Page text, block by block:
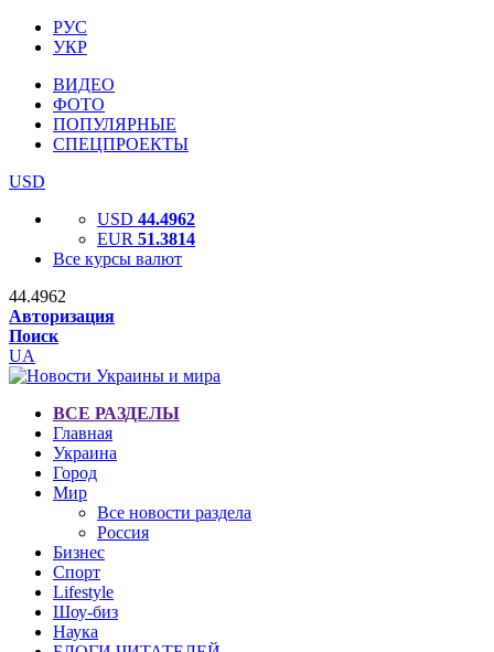
РУС
УКР
ВИДЕО
ФОТО
ПОПУЛЯРНЫЕ
СПЕЦПРОЕКТЫ
USD
USD 44.4962
EUR 51.3814
Все курсы валют
44.4962
Авторизация
Поиск
UA
ВСЕ РАЗДЕЛЫ
Главная
Украина
Город
Мир
Все новости раздела
Россия
Бизнес
Спорт
Lifestyle
Шоу-биз
Наука